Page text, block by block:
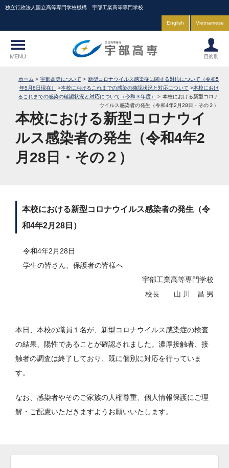
独立行政法人国立高等専門学校機構 宇部工業高等専門学校
English Vietnamese
ホーム 宇部高専について
新型コロナウイルス感染症に関する対応について（令和5
年5月8日現在）
本校におけるこれまでの感染の確認状況と対応について
本校におけ
るこれまでの感染の確認状況と対応について（令和３年度）
本校における新型コロナ
ウイルス感染者の発生（令和4年2月28日・その２）
本校における新型コロナウイ
ルス感染者の発生（令和4年2
月28日・その２）
本校における新型コロナウイルス感染者の発生（令
和4年2月28日）
令和4年2月28日
学生の皆さん、保護者の皆様へ
宇部工業高等専門学校
校長 山 川 昌 男
本日、本校の職員１名が、新型コロナウイルス感染症の検査
の結果、陽性であることが確認されました。濃厚接触者、接
触者の調査は終了しており、既に個別に対応を行っていま
す。
なお、感染者やそのご家族の人権尊重、個人情報保護にご理
解・ご配慮いただきますようお願いいたします。